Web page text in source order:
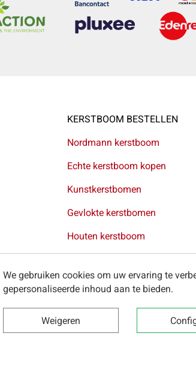
KERSTBOOM BESTELLEN
Nordmann kerstboom
Echte kerstboom kopen
Kunstkerstbomen
Gevlokte kerstbomen
Houten kerstboom
-Levering van kerstbomen in
We gebruiken cookies om uw ervaring te
gepersonaliseerde inhoud aan te bieden.
Weigeren